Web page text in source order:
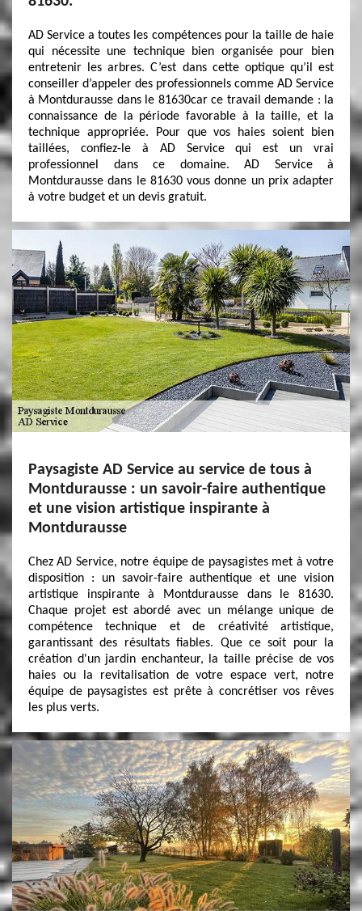
AD Service a toutes les compétences pour la taille de haie
qui nécessite une technique bien organisée pour bien
entretenir les arbres. C’est dans cette optique qu’il est
conseiller d’appeler des professionnels comme AD Service
à Montdurausse dans le 81630car ce travail demande : la
connaissance de la période favorable à la taille, et la
technique appropriée. Pour que vos haies soient bien
taillées, confiez-le à AD Service qui est un vrai
professionnel dans ce domaine. AD Service à
Montdurausse dans le 81630 vous donne un prix adapter
à votre budget et un devis gratuit.
Paysagiste AD Service au service de tous à
Montdurausse : un savoir-faire authentique
et une vision artistique inspirante à
Montdurausse
Chez AD Service, notre équipe de paysagistes met à votre
disposition : un savoir-faire authentique et une vision
artistique inspirante à Montdurausse dans le 81630.
Chaque projet est abordé avec un mélange unique de
compétence technique et de créativité artistique,
garantissant des résultats fiables. Que ce soit pour la
création d'un jardin enchanteur, la taille précise de vos
haies ou la revitalisation de votre espace vert, notre
équipe de paysagistes est prête à concrétiser vos rêves
les plus verts.